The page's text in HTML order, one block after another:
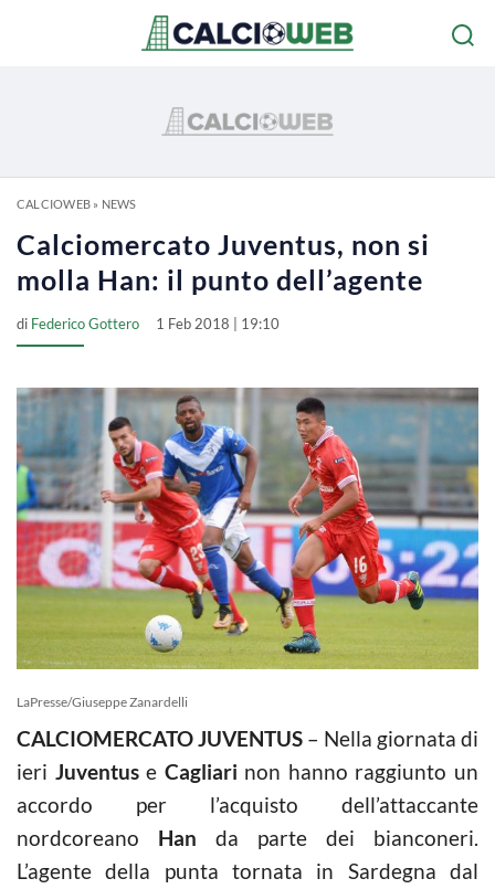
CALCIOWEB» NEWS
Calciomercato Juventus, non si
molla Han: il punto dell’agente
di Federico Gottero 1 Feb 2018 | 19:10
LaPresse/Giuseppe Zanardelli
CALCIOMERCATO JUVENTUS – Nella giornata di
ieri Juventuse Cagliari non hanno raggiunto un
accordo per l’acquisto dell’attaccante
nordcoreano Han da parte dei bianconeri.
L’agente della punta tornata in Sardegna dal